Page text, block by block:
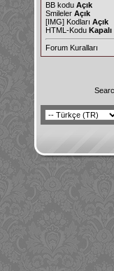
BB kodu Açık
Smileler Açık
[IMG] Kodları Açık
HTML-Kodu Kapalı
Forum Kuralları